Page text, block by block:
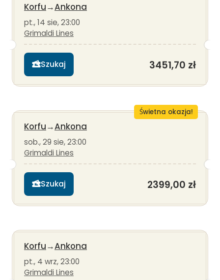
Korfu→Ankona
pt., 14 sie, 23:00
Grimaldi Lines
Szukaj 3451,70 zł
Świetna okazja!
Korfu→Ankona
sob., 29 sie, 23:00
Grimaldi Lines
Szukaj 2399,00 zł
Korfu→Ankona
pt., 4 wrz, 23:00
Grimaldi Lines